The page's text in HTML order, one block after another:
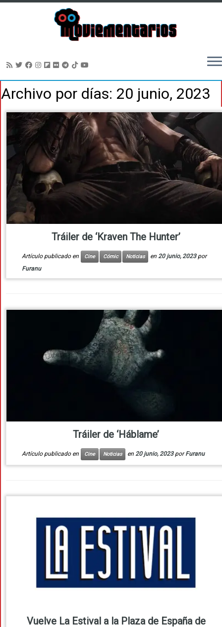
al
Archivo por días: 20 junio, 2023
Tráiler de ‘Kraven The Hunter’
Artículo publicado en Cine Cómic Noticias en 20 junio, 2023 por
Furanu
Tráiler de ‘Háblame’
Artículo publicado en Cine Noticias en 20 junio, 2023 porFuranu
Vuelve La Estival a la Plaza de España de